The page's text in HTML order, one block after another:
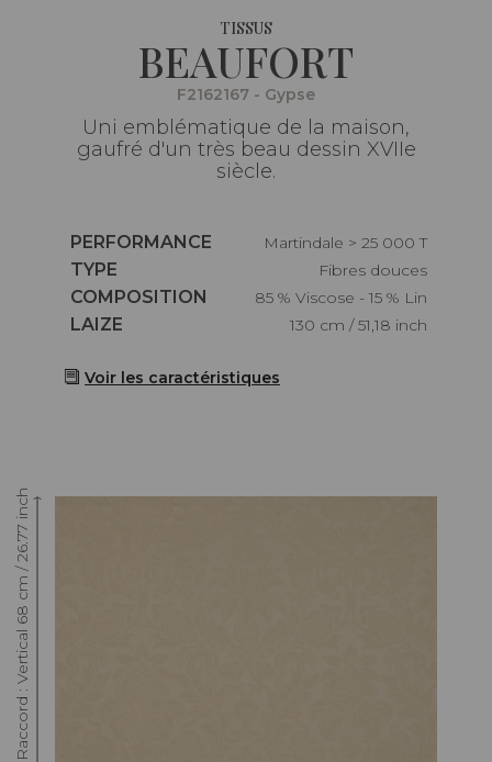
TISSUS
BEAUFORT
F2162167 - Gypse
Uni emblématique de la maison,
gaufré d'un très beau dessin XVIIe
siècle.
Caractéristiques
PERFORMANCE
Martindale > 25 000 T
Caractéristiques
TYPE
Fibres douces
Caractéristiques
COMPOSITION
85 % Viscose - 15 % Lin
Caractéristiques
LAIZE 130 cm / 51,18 inch
Voir les caractéristiques
Raccord : Vertical 68 cm / 26.77 inch